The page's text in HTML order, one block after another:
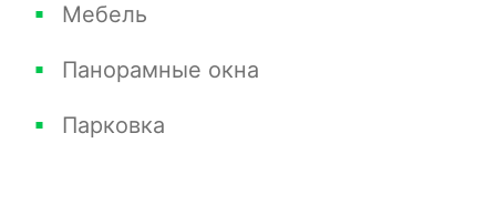
Мебель
Панорамные окна
Парковка